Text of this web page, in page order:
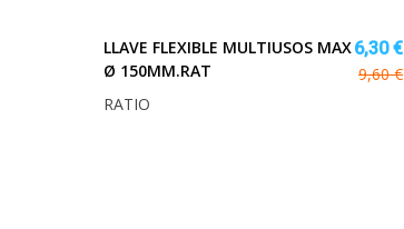
LLAVE FLEXIBLE MULTIUSOS MAX
Ø 150MM.RAT
6,30 €
9,60 €
RATIO